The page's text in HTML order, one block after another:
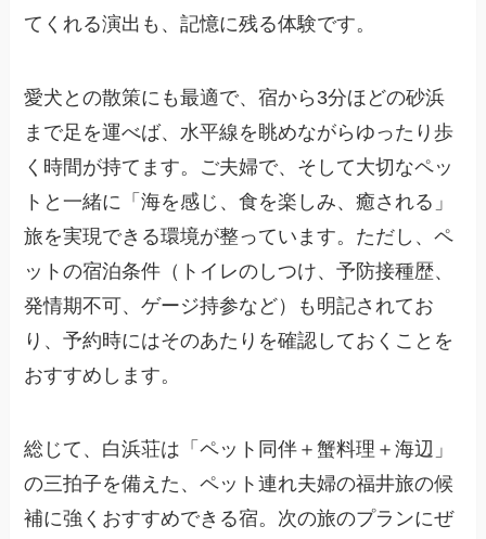
てくれる演出も、記憶に残る体験です。
愛犬との散策にも最適で、宿から3分ほどの砂浜
まで足を運べば、水平線を眺めながらゆったり歩
く時間が持てます。ご夫婦で、そして大切なペッ
トと一緒に「海を感じ、食を楽しみ、癒される」
旅を実現できる環境が整っています。ただし、ペ
ットの宿泊条件（トイレのしつけ、予防接種歴、
発情期不可、ゲージ持参など）も明記されてお
り、予約時にはそのあたりを確認しておくことを
おすすめします。
総じて、白浜荘は「ペット同伴＋蟹料理＋海辺」
の三拍子を備えた、ペット連れ夫婦の福井旅の候
補に強くおすすめできる宿。次の旅のプランにぜ